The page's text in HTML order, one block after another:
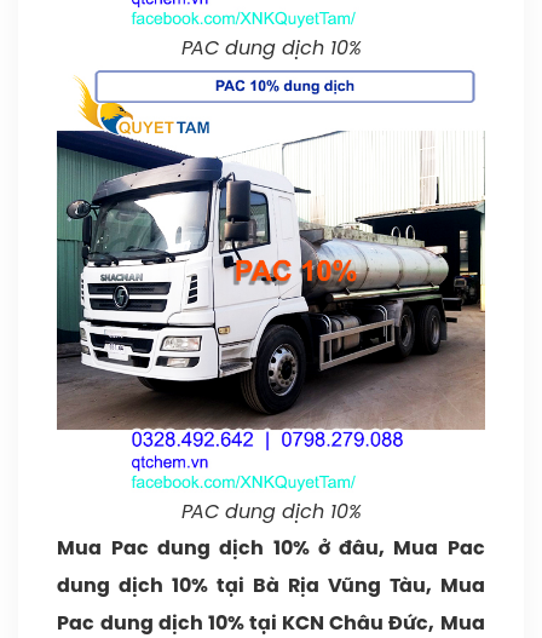
PAC dung dịch 10%
PAC dung dịch 10%
Mua Pac dung dịch 10% ở đâu, Mua Pac
dung dịch 10% tại Bà Rịa Vũng Tàu, Mua
Pac dung dịch 10% tại KCN Châu Đức, Mua